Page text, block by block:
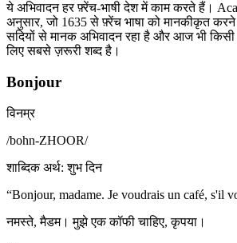
ये अभिवादन हर फ़्रेंच-भाषी देश में काम करते हैं।
अनुसार, जो 1635 से फ़्रेंच भाषा को मानकीकृत करने
सदियों से मानक अभिवादन रहा है और आज भी
लिए सबसे ज़रूरी शब्द है।
Bonjour
विनम्र
/bohn-ZHOOR/
शाब्दिक अर्थ: शुभ दिन
“Bonjour, madame. Je voudrais un café, s'il
नमस्ते, मैडम। मुझे एक कॉफी चाहिए, कृपया।